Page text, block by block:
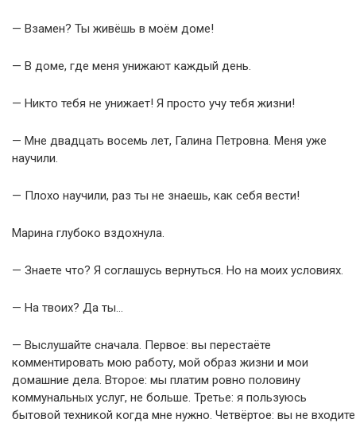
— Взамен? Ты живёшь в моём доме!
— В доме, где меня унижают каждый день.
— Никто тебя не унижает! Я просто учу тебя жизни!
— Мне двадцать восемь лет, Галина Петровна. Меня уже
научили.
— Плохо научили, раз ты не знаешь, как себя вести!
Марина глубоко вздохнула.
— Знаете что? Я соглашусь вернуться. Но на моих условиях.
— На твоих? Да ты…
— Выслушайте сначала. Первое: вы перестаёте
комментировать мою работу, мой образ жизни и мои
домашние дела. Второе: мы платим ровно половину
коммунальных услуг, не больше. Третье: я пользуюсь
бытовой техникой когда мне нужно. Четвёртое: вы не входите